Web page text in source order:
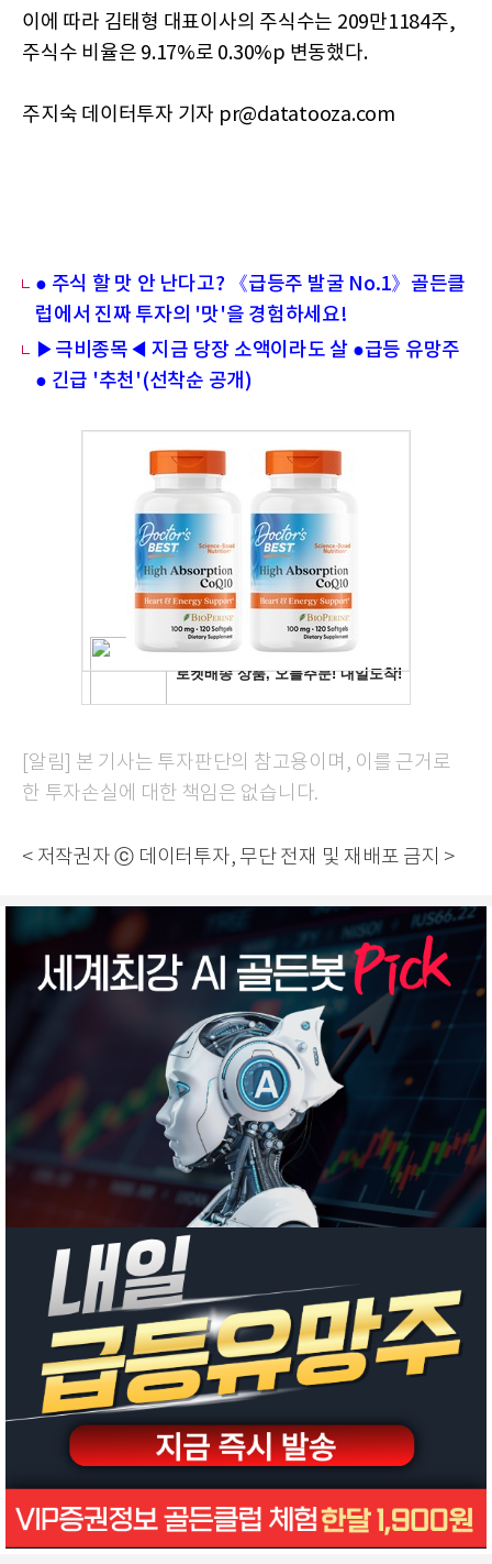
이에 따라 김태형 대표이사의 주식수는 209만1184주,
주식수 비율은 9.17%로 0.30%p 변동했다.
주지숙 데이터투자 기자 pr@datatooza.com
● 주식 할 맛 안 난다고? 《급등주 발굴 No.1》골든클
럽에서 진짜 투자의 '맛'을 경험하세요!
▶극비종목◀ 지금 당장 소액이라도 살 ●급등 유망주
● 긴급 '추천'(선착순 공개)
[알림] 본 기사는 투자판단의 참고용이며, 이를 근거로
한 투자손실에 대한 책임은 없습니다.
< 저작권자 ⓒ 데이터투자, 무단 전재 및 재배포 금지 >